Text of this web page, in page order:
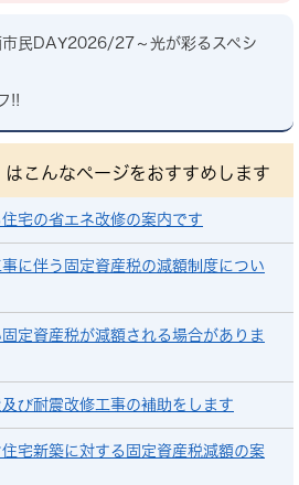
市民DAY2026/27～光が彩るスペシ
!!
は こんなページをおすすめします
宅の省エネ改修の案内です
に伴う固定資産税の減額制度につい
定資産税が減額される場合がありま
び耐震改修工事の補助をします
宅新築に対する固定資産税減額の案